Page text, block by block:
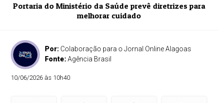
Portaria do Ministério da Saúde prevê diretrizes para
melhorar cuidado
Por: Colaboração para o Jornal Online Alagoas
Fonte:Agência Brasil
10/06/2026 às 10h40